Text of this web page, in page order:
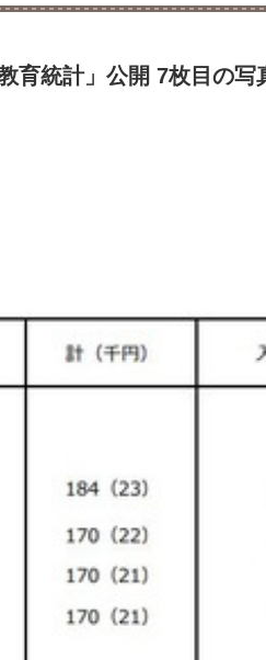
育統計」公開 7枚目の写